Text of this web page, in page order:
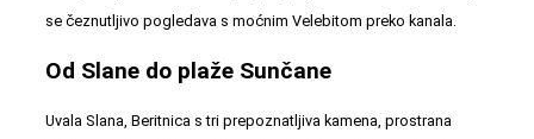
se čeznutljivo pogledava s moćnim Velebitom preko kanala.
Od Slane do plaže Sunčane
Uvala Slana Beritnica s tri prepoznatljiva kamena, prostrana